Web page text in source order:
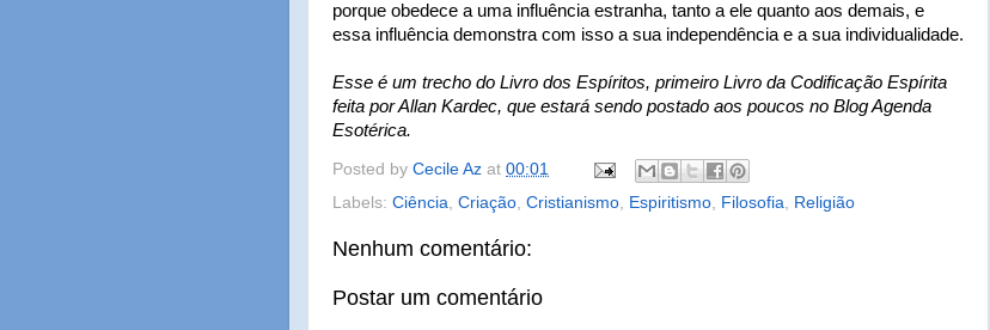
porque obedece a uma influência estranha, tanto a ele quanto aos demais, e
essa influência demonstra com isso a sua independência e a sua individualidade.
Esse é um trecho do Livro dos Espíritos, primeiro Livro da Codificação Espírita
feita por Allan Kardec, que estará sendo postado aos poucos no Blog Agenda
Esotérica.
Posted by Cecile Az at 00:01
Labels: Ciência Criação Cristianismo Espiritismo Filosofia Religião
Nenhum comentário:
Postar um comentário